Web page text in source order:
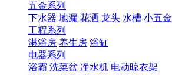
五金系列
下水器 地漏 花洒 龙头 水槽 小五金
工程系列
淋浴房 养生房 浴缸
电器系列
浴霸 洗菜盆 净水机 电动晾衣架